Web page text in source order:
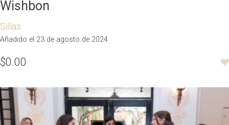
Wishbon
Sillas
Añadido el 23 de agosto de 2024
$0.00